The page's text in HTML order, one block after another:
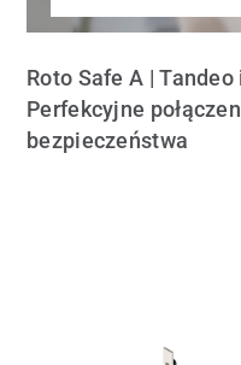
Roto Safe A | Tandeo
Perfekcyjne
bezpieczeństwa